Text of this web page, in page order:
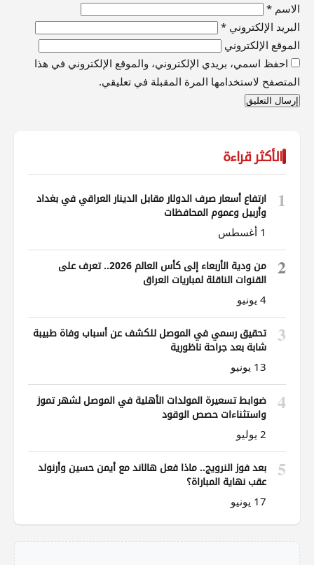
الاسم *
البريد الإلكتروني *
الموقع الإلكتروني
احفظ اسمي، بريدي الإلكتروني، والموقع الإلكتروني في هذا
المتصفح لاستخدامها المرة المقبلة في تعليقي.
الأكثر قراءة
1
ارتفاع أسعار صرف الدولار مقابل الدينار العراقي في بغداد
وأربيل وعموم المحافظات
1 أغسطس
2
من ودية الأربعاء إلى كأس العالم 2026.. تعرف على
القنوات الناقلة لمباريات العراق
4 يونيو
3
تحقيق رسمي في الموصل للكشف عن أسباب وفاة طبيبة
شابة بعد جراحة ناظورية
13 يونيو
4
ضوابط تسعيرة المولدات الأهلية في الموصل لشهر تموز
واستثناءات حصص الوقود
2 يوليو
5
بعد فوز النرويج.. ماذا فعل هالاند مع أيمن حسين وأرنولد
عقب نهاية المباراة؟
17 يونيو